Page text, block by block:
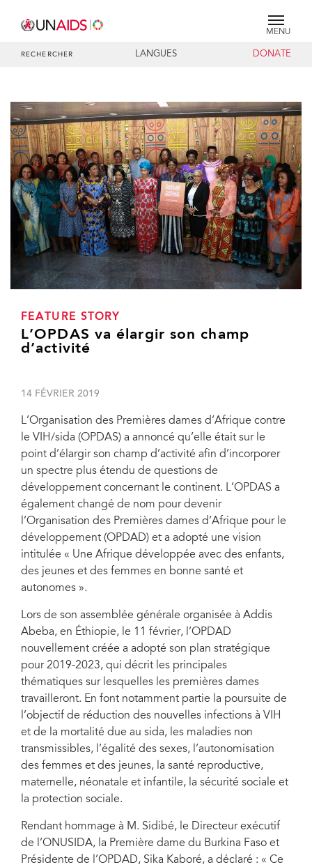
MENU
RECHERCHER LANGUES DONATE
FEATURE STORY
L’OPDAS va élargir son champ
d’activité
14 FÉVRIER 2019
L’Organisation des Premières dames d’Afrique contre
le VIH/sida (OPDAS) a annoncé qu’elle était sur le
point d’élargir son champ d’activité afin d’incorporer
un spectre plus étendu de questions de
développement concernant le continent. L’OPDAS a
également changé de nom pour devenir
l’Organisation des Premières dames d’Afrique pour le
développement (OPDAD) et a adopté une vision
intitulée « Une Afrique développée avec des enfants,
des jeunes et des femmes en bonne santé et
autonomes ».
Lors de son assemblée générale organisée à Addis
Abeba, en Éthiopie, le 11 février, l’OPDAD
nouvellement créée a adopté son plan stratégique
pour 2019-2023, qui décrit les principales
thématiques sur lesquelles les premières dames
travailleront. En font notamment partie la poursuite de
l’objectif de réduction des nouvelles infections à VIH
et de la mortalité due au sida, les maladies non
transmissibles, l’égalité des sexes, l’autonomisation
des femmes et des jeunes, la santé reproductive,
maternelle, néonatale et infantile, la sécurité sociale et
la protection sociale.
Rendant hommage à M. Sidibé, le Directeur exécutif
de l’ONUSIDA, la Première dame du Burkina Faso et
Présidente de l’OPDAD, Sika Kaboré, a déclaré : « Ce